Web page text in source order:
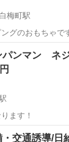
梅町駅
グのおもちゃで
ます。 子ども1
ので、場所は融通が利く
さい。 ...
北野白梅町駅
パンマン ネ
ます！
檗駅 おもちゃ
・交通誘導/日